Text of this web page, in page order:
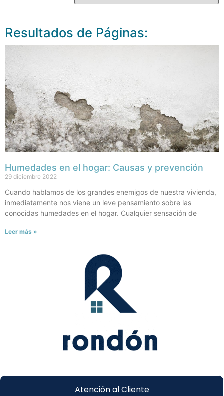
Resultados de Páginas:
Humedades en el hogar: Causas y prevención
29 diciembre 2022
Cuando hablamos de los grandes enemigos de nuestra vivienda,
inmediatamente nos viene un leve pensamiento sobre las
conocidas humedades en el hogar. Cualquier sensación de
Leer más »
Atención al Cliente